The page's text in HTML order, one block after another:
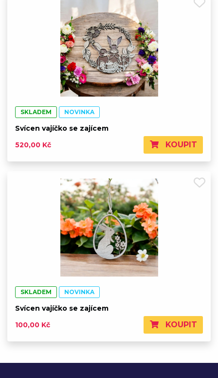
SKLADEM NOVINKA
Svícen vajíčko se zajícem
520,00 Kč
KOUPIT
SKLADEM NOVINKA
Svícen vajíčko se zajícem
100,00 Kč
KOUPIT